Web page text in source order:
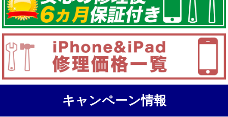
キャンペーン情報